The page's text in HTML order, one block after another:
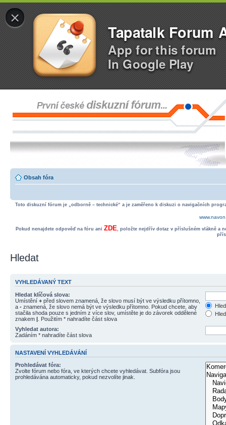
×
Tapatalk Forum
App for this forum
In Google Play
Obsah fóra
Toto diskuzní fórum je „odborně – technické“ a je zaměřeno k diskuzi o navigačních
Pokud nenajdete odpověď na fóru ani ZDE, položte nejdřív dotaz v příslušném vlákně a
Hledat
VYHLEDÁVANÝ TEXT
Hledat klíčová slova:
Umístění + před slovem znamená, že slovo musí být ve výsledku přítomno,
a - znamená, že slovo nemá být ve výsledku přítomno. Pokud chcete, aby
stačila shoda pouze s jedním z více slov, umístěte je do závorek oddělené
znakem | . Použitím * nahradíte část slova
Vyhledat autora:
Zadáním * nahradíte část slova
NASTAVENÍ VYHLEDÁVÁNÍ
Prohledávat fóra:
Zvolte fórum nebo fóra, ve kterých chcete vyhledávat. Subfóra jsou
prohledávána automaticky, pokud nezvolíte jinak.